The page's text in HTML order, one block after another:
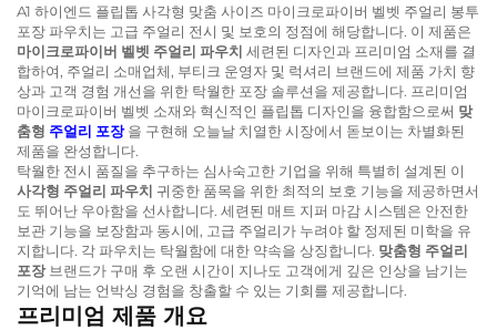
A1 하이엔드 플립톱 사각형 맞춤 사이즈 마이크로파이버 벨벳 주얼리 봉투
포장 파우치는 고급 주얼리 전시 및 보호의 정점에 해당합니다. 이 제품은
마이크로파이버 벨벳 주얼리 파우치 세련된 디자인과 프리미엄 소재를 결
합하여, 주얼리 소매업체, 부티크 운영자 및 럭셔리 브랜드에 제품 가치 향
상과 고객 경험 개선을 위한 탁월한 포장 솔루션을 제공합니다. 프리미엄
마이크로파이버 벨벳 소재와 혁신적인 플립톱 디자인을 융합함으로써 맞
춤형 주얼리 포장을 구현해 오늘날 치열한 시장에서 돋보이는 차별화된
제품을 완성합니다.
탁월한 전시 품질을 추구하는 심사숙고한 기업을 위해 특별히 설계된 이
사각형 주얼리 파우치 귀중한 품목을 위한 최적의 보호 기능을 제공하면서
도 뛰어난 우아함을 선사합니다. 세련된 매트 지퍼 마감 시스템은 안전한
보관 기능을 보장함과 동시에, 고급 주얼리가 누려야 할 정제된 미학을 유
지합니다. 각 파우치는 탁월함에 대한 약속을 상징합니다. 맞춤형 주얼리
포장 브랜드가 구매 후 오랜 시간이 지나도 고객에게 깊은 인상을 남기는
기억에 남는 언박싱 경험을 창출할 수 있는 기회를 제공합니다.
프리미엄 제품 개요